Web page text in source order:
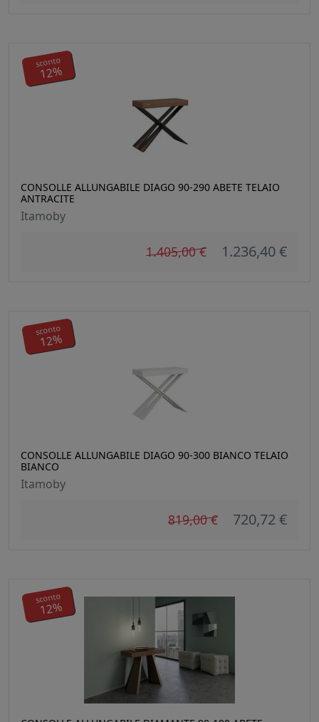
CONSOLLE ALLUNGABILE DIAGO 90-290 ABETE TELAIO
ANTRACITE
Itamoby
1.405,00 € 1.236,40 €
sconto
12%
CONSOLLE ALLUNGABILE DIAGO 90-300 BIANCO TELAIO
BIANCO
Itamoby
819,00 € 720,72 €
sconto
12%
sconto
12%